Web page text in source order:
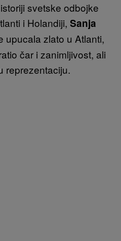
svetske odbojke
i Holandiji, Sanja
upucala zlato u Atlanti,
čar i zanimljivost, ali
reprezentaciju.